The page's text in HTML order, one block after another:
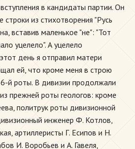
в кандидаты партии. Он
из стихотворения "Русь
вставив маленькое "не": "Тот
уцелело". А уцелело
день я отправил матери
ей, что кроме меня в строю
6-й роты. В дивизии продолжали
прежней роты геологов: кроме
политрук роты дивизионной
инженер Ф. Котлов,
артиллеристы Г. Есипов и Н.
И. Воробьев и А. Гавеля,